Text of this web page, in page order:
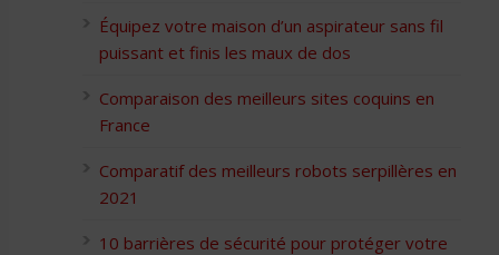
Équipez votre maison d’un aspirateur sans fil
puissant et finis les maux de dos
Comparaison des meilleurs sites coquins en
France
Comparatif des meilleurs robots serpillères en
2021
10 barrières de sécurité pour protéger votre